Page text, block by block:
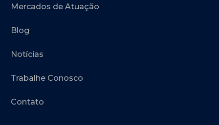
Mercados de Atuação
Blog
Notícias
Trabalhe Conosco
Contato